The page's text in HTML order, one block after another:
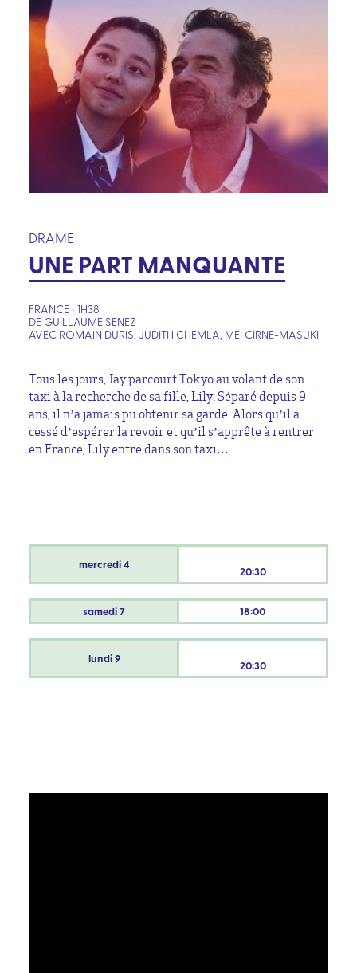
DRAME
UNE PART MANQUANTE
FRANCE • 1H38
DE GUILLAUME SENEZ
AVEC ROMAIN DURIS, JUDITH CHEMLA, MEI CIRNE-MASUKI
Tous les jours, Jay parcourt Tokyo au volant de son
taxi à la recherche de sa fille, Lily. Séparé depuis 9
ans, il n’a jamais pu obtenir sa garde. Alors qu’il a
cessé d’espérer la revoir et qu’il s’apprête à rentrer
en France, Lily entre dans son taxi…
mercredi4 20:30
samedi7 18:00
lundi9 20:30